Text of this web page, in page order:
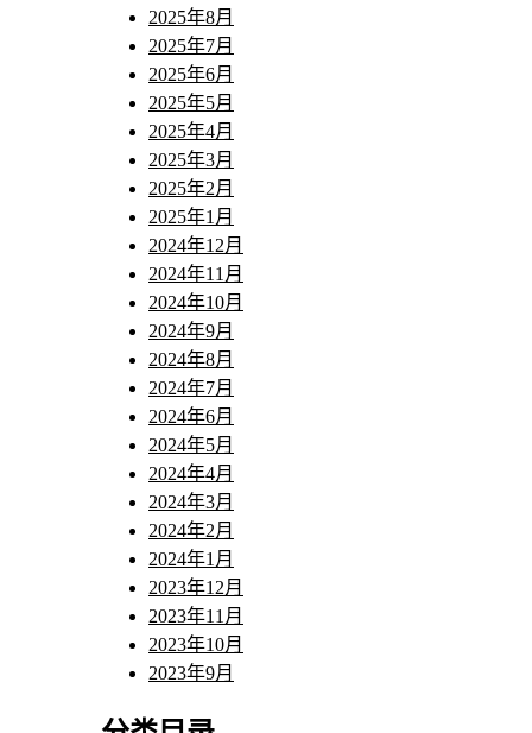
2025年8月
2025年7月
2025年6月
2025年5月
2025年4月
2025年3月
2025年2月
2025年1月
2024年12月
2024年11月
2024年10月
2024年9月
2024年8月
2024年7月
2024年6月
2024年5月
2024年4月
2024年3月
2024年2月
2024年1月
2023年12月
2023年11月
2023年10月
2023年9月